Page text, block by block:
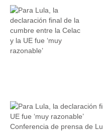
Conferencia de prensa de